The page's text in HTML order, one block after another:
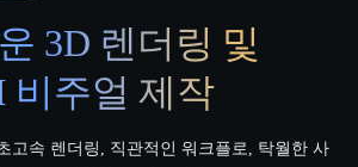
3D 렌더링 및
비주얼 제작
고속 렌더링, 직관적인 워크플로, 탁월한 사